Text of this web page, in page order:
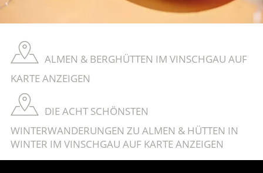
ALMEN & BERGHÜTTEN IM VINSCHGAU AUF
KARTE ANZEIGEN
DIE ACHT SCHÖNSTEN
WINTERWANDERUNGEN ZU ALMEN & HÜTTEN IN
WINTER IM VINSCHGAU AUF KARTE ANZEIGEN